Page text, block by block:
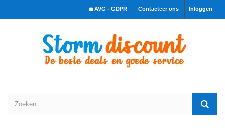
Inloggen
Contacteer ons
AVG - GDPR